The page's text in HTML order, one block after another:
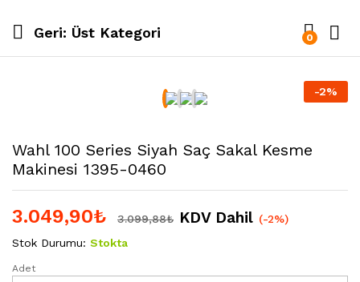
Geri: Üst Kategori 0
-2%
Wahl 100 Series Siyah Saç Sakal Kesme
Makinesi 1395-0460
3.049,90₺ 3.099,88₺ KDV Dahil (-2%)
Stok Durumu: Stokta
Wahl
Adet